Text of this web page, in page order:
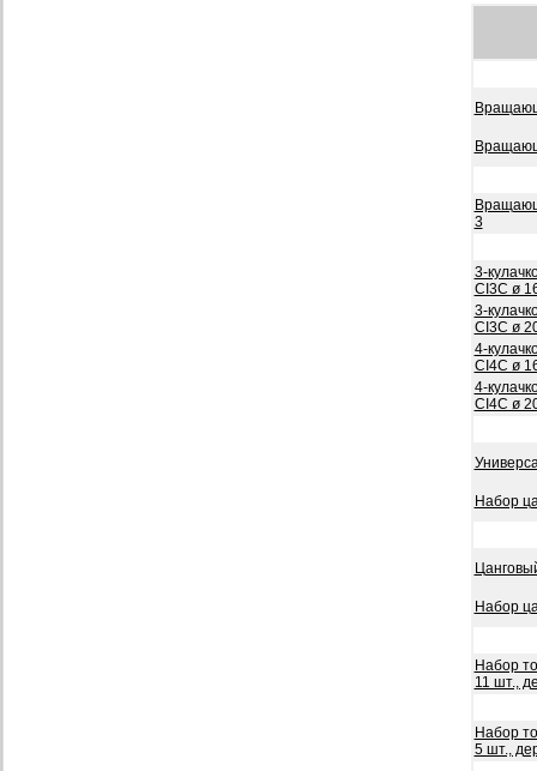
3
3-
CI3C ø
3-
CI3C ø
4-
CI4C ø
4-
CI4C ø
Набор
Набор
Набор
11 шт.,
Набор
5 шт.,